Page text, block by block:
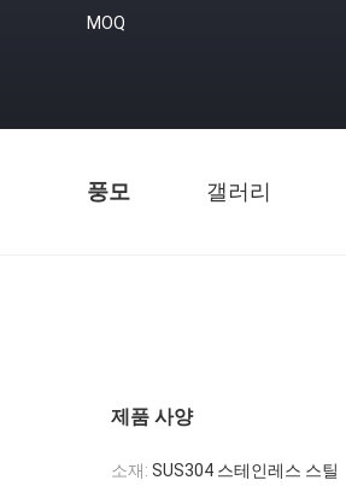
MOQ
풍모 갤러리
제품 사양
소재: SUS304 스테인레스 스틸